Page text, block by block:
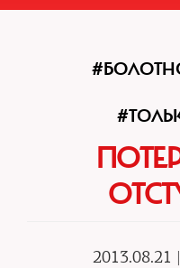
2013.08.21 |